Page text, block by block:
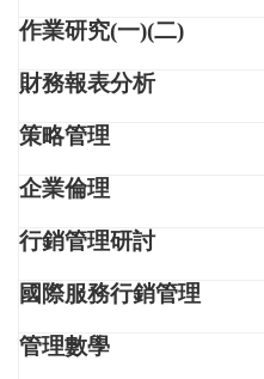
作業研究(一)(二)
財務報表分析
策略管理
企業倫理
行銷管理研討
國際服務行銷管理
管理數學